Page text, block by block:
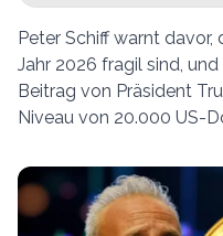
Peter Schiff warnt davor,
Jahr 2026 fragil sind,
Beitrag von Präsident
Niveau von 20.000 US-